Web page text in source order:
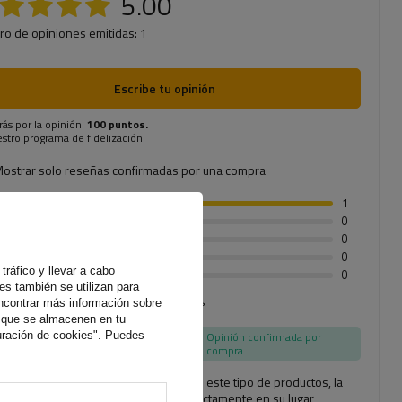
de opiniones emitidas: 1
Escribe tu opinión
por la opinión. 100 puntos.
programa de fidelización.
solo reseñas confirmadas por una compra
1
0
0
0
0
en una valoración para filtrar las reseñas
Opinión confirmada por
compra
Marca conocida en este tipo de productos, la
pieza encaja perfectamente en su lugar
y llevar a cabo
también se utilizan para
más información sobre
se almacenen en tu
de cookies". Puedes